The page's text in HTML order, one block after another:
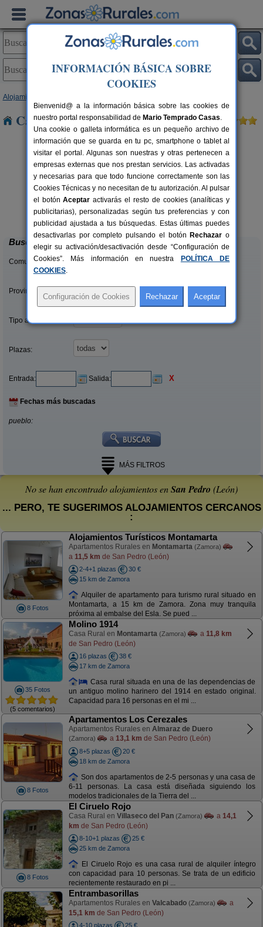
Alojamientos
Casas Rurales cerca de San Pedro
8+1 pers.
desde27 €
Complejo Rural Aguas Frías
La Omañuela (León)
Buscar
Comunidades:
Provincias/Islas:
Tipo alquiler:
Plazas:
Entrada: Salida: X
Fechas más buscadas
pueblo:
MÁS FILTROS
No se han encontrado alojamientos enSan Pedro (León)
... PERO, TE SUGERIMOS ALOJAMIENTOS CERCANOS
:
8 Fotos
Alojamientos Turísticos Montamarta
Apartamentos Rurales en Montamarta (Zamora)
a 11,5 km de San Pedro (León)
2-4+1 plazas
30 €
15 km de Zamora
Alquiler de apartamento para turismo rural situado en
Montamarta, a 15 km de Zamora. Zona muy tranquila
próxima al embalse del Esla. Se pued ...
35 Fotos
(5 comentarios)
Molino 1914
Casa Rural en Montamarta (Zamora) a 11,8 km
de San Pedro (León)
16 plazas
38 €
17 km de Zamora
Casa rural situada en una de las dependencias de
un antiguo molino harinero del 1914 en estado original.
Capacidad para 16 personas en el mi ...
8 Fotos
Apartamentos Los Cerezales
Apartamentos Rurales en Almaraz de Duero
(Zamora) a 13,1 km de San Pedro (León)
8+5 plazas
20 €
18 km de Zamora
Son dos apartamentos de 2-5 personas y una casa de
6-11 personas. La casa está diseñada siguiendo los
modelos tradicionales de la Tierra del ...
8 Fotos
El Ciruelo Rojo
Casa Rural en Villaseco del Pan (Zamora) a 14,1
km de San Pedro (León)
8-10+1 plazas
25 €
25 km de Zamora
El Ciruelo Rojo es una casa rural de alquiler íntegro
con capacidad para 10 personas. Se trata de un edificio
recientemente restaurado en pi ...
Entrambasorillas
Apartamentos Rurales en Valcabado (Zamora)
a
15,1 km de San Pedro (León)
4-10 plazas
25 €
INFORMACIÓN BÁSICA SOBRE
COOKIES
Bienvenid@ a la información básica sobre las cookies de
nuestro portal responsabilidad de Mario Temprado Casas.
Una cookie o galleta informática es un pequeño archivo de
información que se guarda en tu pc, smartphone o tablet al
visitar el portal. Algunas son nuestras y otras pertenecen a
empresas externas que nos prestan servicios. Las activadas
y necesarias para que todo funcione correctamente son las
Cookies Técnicas y no necesitan de tu autorización. Al pulsar
el botónAceptar activarás el resto de cookies (analíticas y
publicitarias), personalizadas según tus preferencias y con
publicidad ajustada a tus búsquedas. Estas últimas puedes
desactivarlas por completo pulsando el botón Rechazar o
elegir su activación/desactivación desde “Configuración de
Cookies”. Más información en nuestra
POLÍTICA DE
COOKIES.